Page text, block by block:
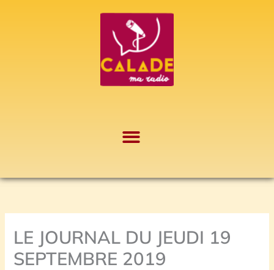
LE JOURNAL DU JEUDI 19
SEPTEMBRE 2019